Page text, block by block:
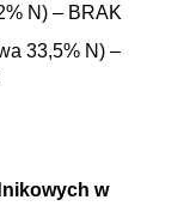
N) – BRAK
33,5% N) –
w